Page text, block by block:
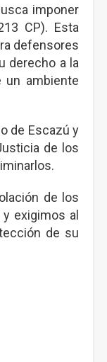
imponer
CP). Esta
defensores
derecho a la
un ambiente
de Escazú y
de los
de los
exigimos al
de su